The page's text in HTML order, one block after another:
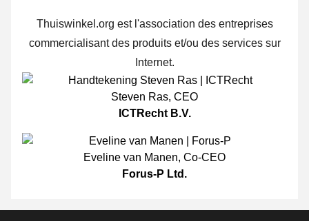
Thuiswinkel.org est l'association des entreprises
commercialisant des produits et/ou des services sur
Internet.
Steven Ras, CEO
ICTRecht B.V.
Eveline van Manen, Co-CEO
Forus-P Ltd.